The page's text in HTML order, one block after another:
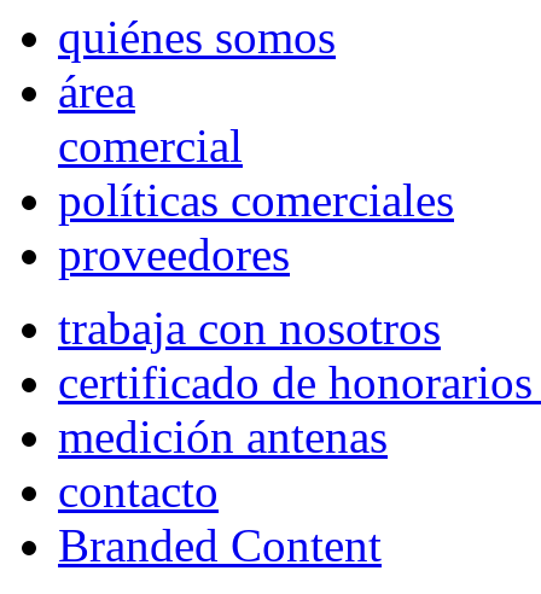
quiénes somos
área
comercial
políticas comerciales
proveedores
trabaja con nosotros
certificado de
medición antenas
contacto
Branded Content